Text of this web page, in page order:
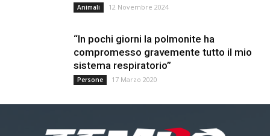
Animali 12 Novembre 2024
“In pochi giorni la polmonite ha
compromesso gravemente tutto il mio
sistema respiratorio”
Persone 17 Marzo 2020